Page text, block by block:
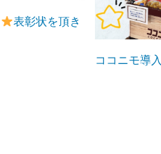
表彰状を頂き
ココニモ導入